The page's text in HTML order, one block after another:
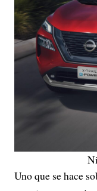
Uno que se hace